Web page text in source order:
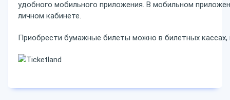
удобного мобильного приложения. В мобильном
личном кабинете.
Приобрести бумажные билеты можно в билетных